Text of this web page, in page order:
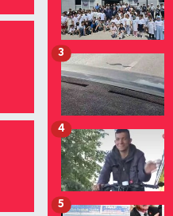
3
4
5